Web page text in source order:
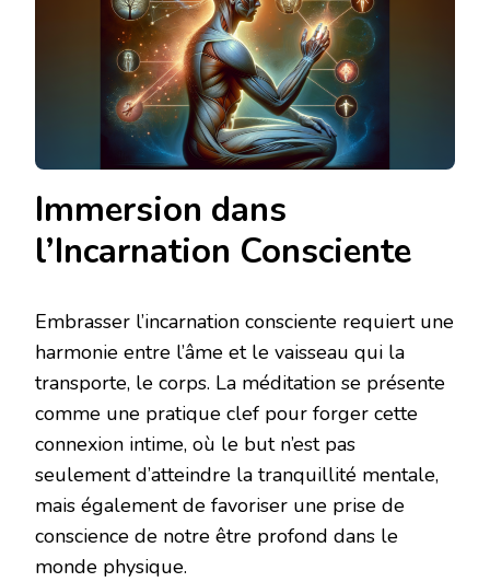
Immersion dans
l’Incarnation Consciente
Embrasser l’incarnation consciente requiert une
harmonie entre l’âme et le vaisseau qui la
transporte, le corps. La méditation se présente
comme une pratique clef pour forger cette
connexion intime, où le but n’est pas
seulement d’atteindre la tranquillité mentale,
mais également de favoriser une prise de
conscience de notre être profond dans le
monde physique.